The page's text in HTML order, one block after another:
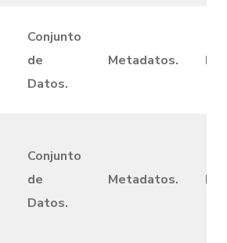
Conjunto
de
Datos.
Metadatos.
Conjunto
de
Datos.
Metadatos.